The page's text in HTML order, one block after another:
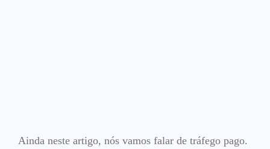
Ainda neste artigo, nós vamos falar de tráfego pago.